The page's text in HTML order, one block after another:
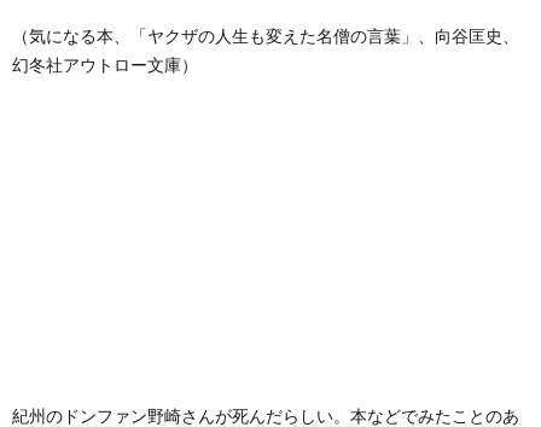
（気になる本、「ヤクザの人生も変えた名僧の言葉」、向谷匡史、
幻冬社アウトロー文庫）
紀州のドンファン野崎さんが死んだらしい。本などでみたことのあ